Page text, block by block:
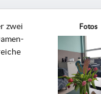
zwei
Fotos